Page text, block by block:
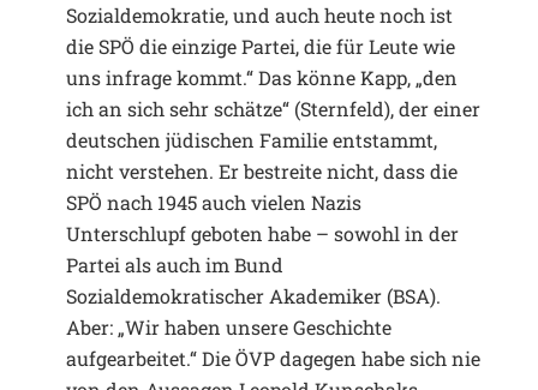
Sozialdemokratie, und auch heute noch ist
die SPÖ die einzige Partei, die für Leute wie
uns infrage kommt.“ Das könne Kapp, „den
ich an sich sehr schätze“ (Sternfeld), der einer
deutschen jüdischen Familie entstammt,
nicht verstehen. Er bestreite nicht, dass die
SPÖ nach 1945 auch vielen Nazis
Unterschlupf geboten habe – sowohl in der
Partei als auch im Bund
Sozialdemokratischer Akademiker (BSA).
Aber: „Wir haben unsere Geschichte
aufgearbeitet.“ Die ÖVP dagegen habe sich nie